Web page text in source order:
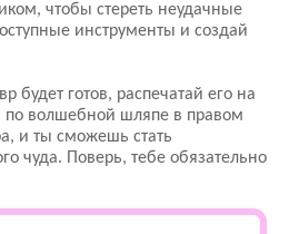
чтобы стереть неудачные
инструменты и создай
будет готов, распечатай его на
по волшебной шляпе в правом
и ты сможешь стать
чуда. Поверь, тебе обязательно